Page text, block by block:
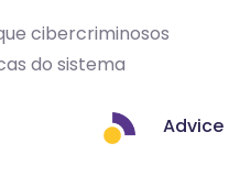
cibercriminosos
do sistema
Advice